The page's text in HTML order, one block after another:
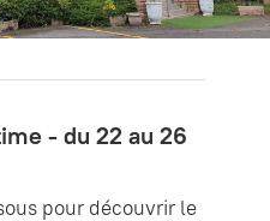
- du 22 au 26
pour découvrir le